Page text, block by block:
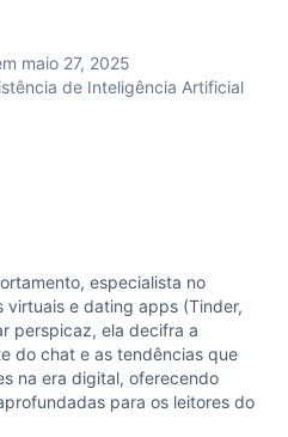
maio 27, 2025
de Inteligência Artificial
especialista no
virtuais e dating apps (Tinder,
perspicaz, ela decifra a
do chat e as tendências que
na era digital, oferecendo
para os leitores do